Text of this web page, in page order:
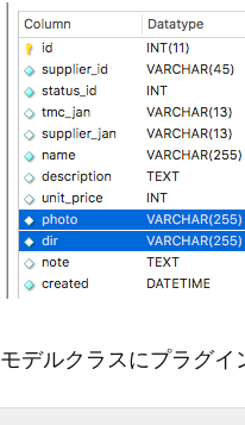
モデルクラスにプラグ